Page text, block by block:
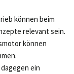
können beim
relevant sein.
können
ein